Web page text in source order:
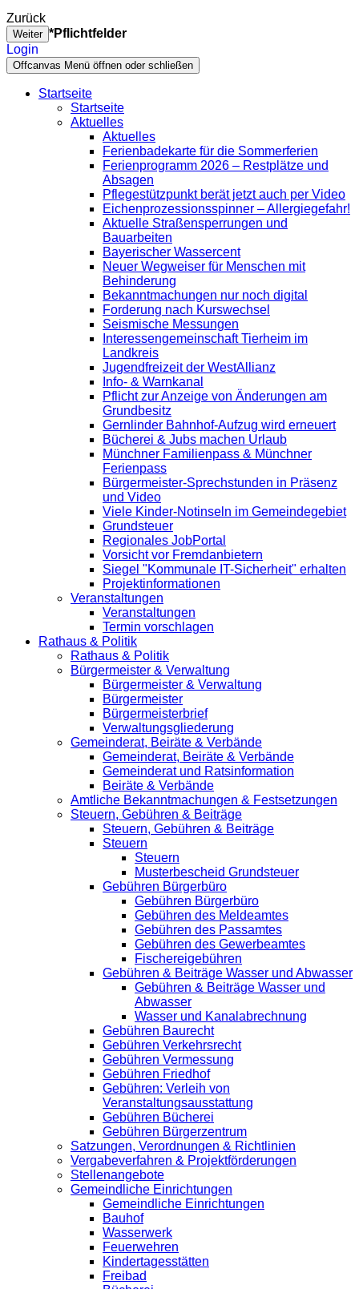
Zurück
Weiter *Pflichtfelder
Login
Offcanvas Menü öffnen oder schließen
Startseite
Startseite
Aktuelles
Aktuelles
Ferienbadekarte für die Sommerferien
Ferienprogramm 2026 – Restplätze und
Absagen
Pflegestützpunkt berät jetzt auch per Video
Eichenprozessionsspinner – Allergiegefahr!
Aktuelle Straßensperrungen und
Bauarbeiten
Bayerischer Wassercent
Neuer Wegweiser für Menschen mit
Behinderung
Bekanntmachungen nur noch digital
Forderung nach Kurswechsel
Seismische Messungen
Interessengemeinschaft Tierheim im
Landkreis
Jugendfreizeit der WestAllianz
Info- & Warnkanal
Pflicht zur Anzeige von Änderungen am
Grundbesitz
Gernlinder Bahnhof-Aufzug wird erneuert
Bücherei & Jubs machen Urlaub
Münchner Familienpass & Münchner
Ferienpass
Bürgermeister-Sprechstunden in Präsenz
und Video
Viele Kinder-Notinseln im Gemeindegebiet
Grundsteuer
Regionales JobPortal
Vorsicht vor Fremdanbietern
Siegel "Kommunale IT-Sicherheit" erhalten
Projektinformationen
Veranstaltungen
Veranstaltungen
Termin vorschlagen
Rathaus & Politik
Rathaus & Politik
Bürgermeister & Verwaltung
Bürgermeister & Verwaltung
Bürgermeister
Bürgermeisterbrief
Verwaltungsgliederung
Gemeinderat, Beiräte & Verbände
Gemeinderat, Beiräte & Verbände
Gemeinderat und Ratsinformation
Beiräte & Verbände
Amtliche Bekanntmachungen & Festsetzungen
Steuern, Gebühren & Beiträge
Steuern, Gebühren & Beiträge
Steuern
Steuern
Musterbescheid Grundsteuer
Gebühren Bürgerbüro
Gebühren Bürgerbüro
Gebühren des Meldeamtes
Gebühren des Passamtes
Gebühren des Gewerbeamtes
Fischereigebühren
Gebühren & Beiträge Wasser und Abwasser
Gebühren & Beiträge Wasser und
Abwasser
Wasser und Kanalabrechnung
Gebühren Baurecht
Gebühren Verkehrsrecht
Gebühren Vermessung
Gebühren Friedhof
Gebühren: Verleih von
Veranstaltungsausstattung
Gebühren Bücherei
Gebühren Bürgerzentrum
Satzungen, Verordnungen & Richtlinien
Vergabeverfahren & Projektförderungen
Stellenangebote
Gemeindliche Einrichtungen
Gemeindliche Einrichtungen
Bauhof
Wasserwerk
Feuerwehren
Kindertagesstätten
Freibad